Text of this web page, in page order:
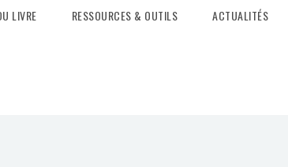
LIVRE RESSOURCES & OUTILS ACTUALITÉS